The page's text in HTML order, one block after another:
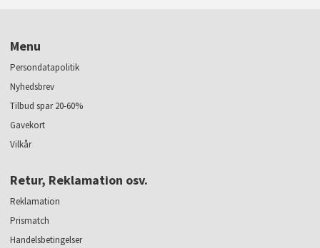
Menu
Persondatapolitik
Nyhedsbrev
Tilbud spar 20-60%
Gavekort
Vilkår
Retur, Reklamation osv.
Reklamation
Prismatch
Handelsbetingelser